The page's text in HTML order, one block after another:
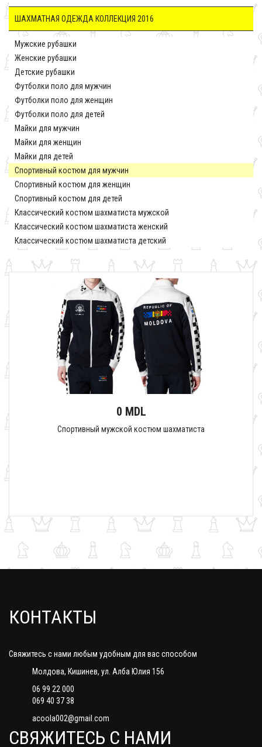
ШАХМАТНАЯ ОДЕЖДА КОЛЛЕКЦИЯ 2016
Мужские рубашки
Женские рубашки
Детские рубашки
Футболки поло для мужчин
Футболки поло для женщин
Футболки поло для детей
Майки для мужчин
Майки для женщин
Майки для детей
Спортивный костюм для мужчин
Спортивный костюм для женщин
Спортивный костюм для детей
Классический костюм шахматиста мужской
Классический костюм шахматиста женский
Классический костюм шахматиста детский
0 MDL
Спортивный мужской костюм шахматиста
КОНТАКТЫ
Свяжитесь с нами любым удобным для вас способом
Молдова, Кишинев, ул. Алба Юлия 156
06 99 22 000
069 40 37 38
acoola002@gmail.com
СВЯЖИТЕСЬ С НАМИ